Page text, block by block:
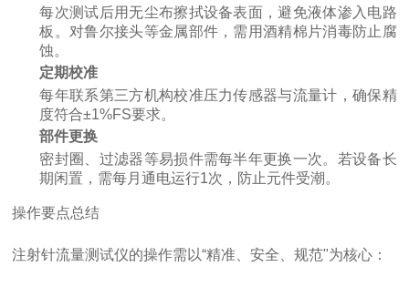
每次测试后用无尘布擦拭设备表面，避免液体渗入电路
板。对鲁尔接头等金属部件，需用酒精棉片消毒防止腐
蚀。
定期校准
每年联系第三方机构校准压力传感器与流量计，确保精
度符合±1%FS要求。
部件更换
密封圈、过滤器等易损件需每半年更换一次。若设备长
期闲置，需每月通电运行1次，防止元件受潮。
操作要点总结
注射针流量测试仪的操作需以“精准、安全、规范"为核心：